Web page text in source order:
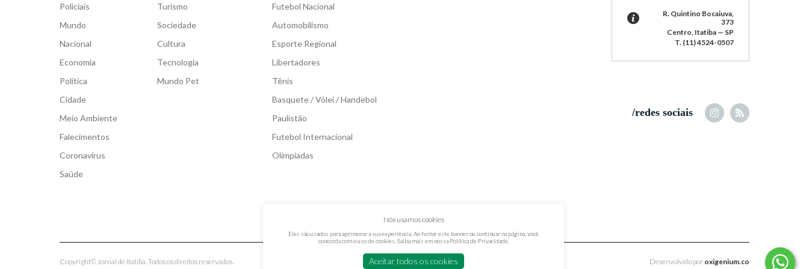
Policiais
Mundo
Nacional
Economia
Política
Cidade
Meio Ambiente
Falecimentos
Coronavírus
Saúde
Turismo
Sociedade
Cultura
Tecnologia
Mundo Pet
Futebol Nacional
Automobilismo
Esporte Regional
Libertadores
Tênis
Basquete / Vôlei / Handebol
Paulistão
Futebol Internacional
Olimpíadas
R. Quintino Bocaiuva,
373
Centro, Itatiba — SP
T. (11) 4524-0507
/redes sociais
Copyright© Jornal de Itatiba. Todos os direitos reservados. Desenvolvido por oxigenium.co
Nós usamos cookies
Eles são usados para aprimorar a sua experiência. Ao fechar este banner ou continuar na página, você
concorda com o uso de cookies. Saiba mais em nossa Política de Privacidade.
Aceitar todos os cookies